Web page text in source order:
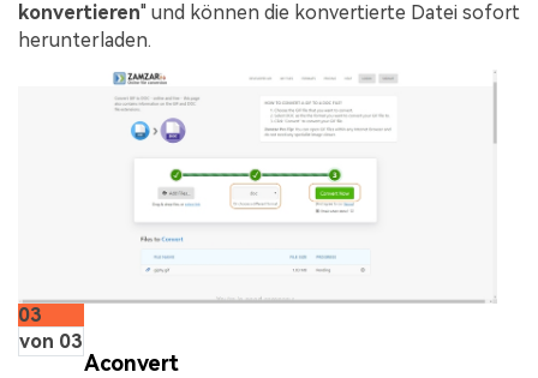
konvertieren" und können die konvertierte Datei sofort
herunterladen.
03
von 03
Aconvert